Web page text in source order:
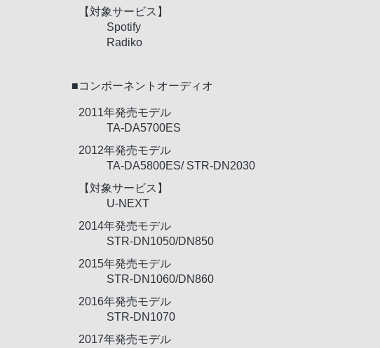
【対象サービス】
Spotify
Radiko
■コンポーネントオーディオ
2011年発売モデル
TA-DA5700ES
2012年発売モデル
TA-DA5800ES/ STR-DN2030
【対象サービス】
U-NEXT
2014年発売モデル
STR-DN1050/DN850
2015年発売モデル
STR-DN1060/DN860
2016年発売モデル
STR-DN1070
2017年発売モデル